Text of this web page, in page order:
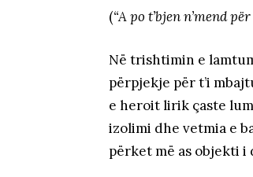
(“A po t’bjen n’mend
Në trishtimin e
përpjekje për t’i
e heroit lirik çaste
izolimi dhe vetmia e
përket më as objekti i